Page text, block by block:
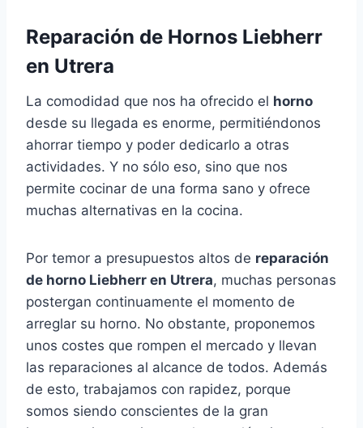
Reparación de Hornos Liebherr
en Utrera
La comodidad que nos ha ofrecido el horno
desde su llegada es enorme, permitiéndonos
ahorrar tiempo y poder dedicarlo a otras
actividades. Y no sólo eso, sino que nos
permite cocinar de una forma sano y ofrece
muchas alternativas en la cocina.
Por temor a presupuestos altos de reparación
de horno Liebherr en Utrera, muchas personas
postergan continuamente el momento de
arreglar su horno. No obstante, proponemos
unos costes que rompen el mercado y llevan
las reparaciones al alcance de todos. Además
de esto, trabajamos con rapidez, porque
somos siendo conscientes de la gran